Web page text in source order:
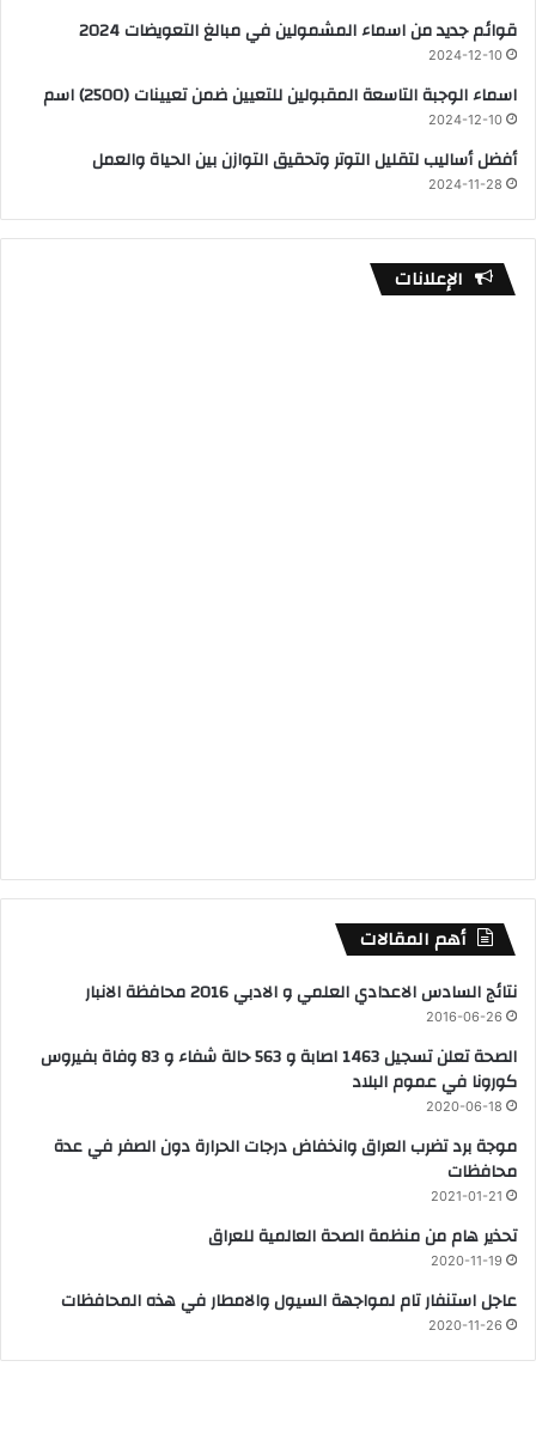
قوائم جديد من اسماء المشمولين في مبالغ التعويضات 2024
2024-12-10
اسماء الوجبة التاسعة المقبولين للتعيين ضمن تعيينات (2500) اسم
2024-12-10
أفضل أساليب لتقليل التوتر وتحقيق التوازن بين الحياة والعمل
2024-11-28
الإعلانات
أهم المقالات
نتائج السادس الاعدادي العلمي و الادبي 2016 محافظة الانبار
2016-06-26
الصحة تعلن تسجيل 1463 اصابة و 563 حالة شفاء و 83 وفاة بفيروس
كورونا في عموم البلاد
2020-06-18
موجة برد تضرب العراق وانخفاض درجات الحرارة دون الصفر في عدة
محافظات
2021-01-21
تحذير هام من منظمة الصحة العالمية للعراق
2020-11-19
عاجل استنفار تام لمواجهة السيول والامطار في هذه المحافظات
2020-11-26